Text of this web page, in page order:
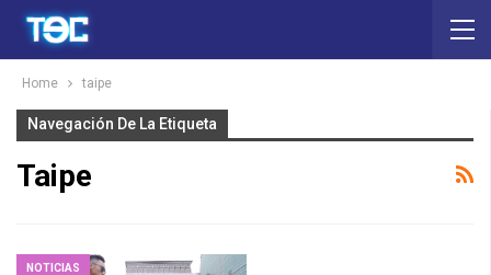
Home taipe
Navegación De La Etiqueta
Taipe
NOTICIAS